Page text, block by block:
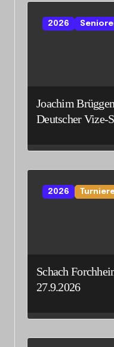
2026
Joachim
Deutscher Vize-
2026
Schach
27.9.2026